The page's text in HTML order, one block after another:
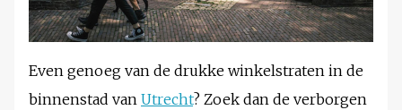
Even genoeg van de drukke winkelstraten in de
binnenstad van Utrecht? Zoek dan de verborgen